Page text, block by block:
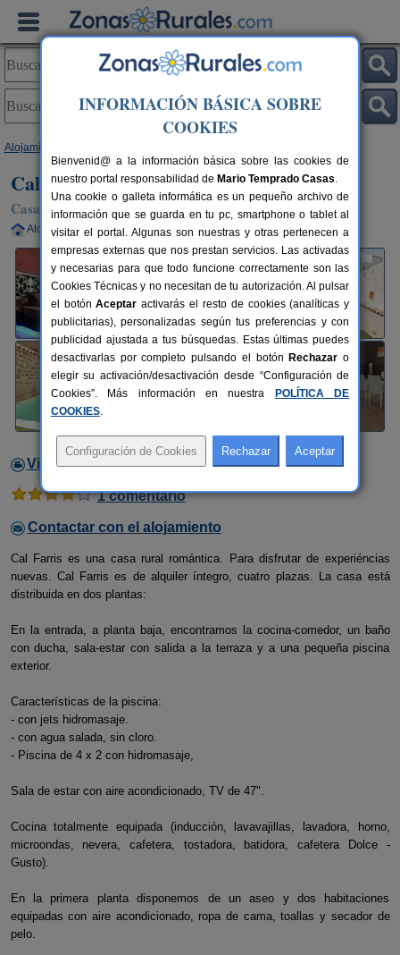
Alojamientos
Cal Farris
Casa Rural en Ossó de Sió (Lleida)
Alquiler completo 2-4+1 plazas 40 km de Lleida
Video
1 comentario
Contactar con el alojamiento
Cal Farris es una casa rural romántica. Para disfrutar de experiéncias
nuevas. Cal Farris es de alquiler íntegro, cuatro plazas. La casa está
distribuida en dos plantas:
En la entrada, a planta baja, encontramos la cocina-comedor, un baño
con ducha, sala-estar con salida a la terraza y a una pequeña piscina
exterior.
Características de la piscina:
- con jets hidromasaje.
- con agua salada, sin cloro.
- Piscina de 4 x 2 con hidromasaje,
Sala de estar con aire acondicionado, TV de 47".
Cocina totalmente equipada (inducción, lavavajillas, lavadora, horno,
microondas, nevera, cafetera, tostadora, batidora, cafetera Dolce -
Gusto).
En la primera planta disponemos de un aseo y dos habitaciones
equipadas con aire acondicionado, ropa de cama, toallas y secador de
pelo.
INFORMACIÓN BÁSICA SOBRE
COOKIES
Bienvenid@ a la información básica sobre las cookies de
nuestro portal responsabilidad de Mario Temprado Casas.
Una cookie o galleta informática es un pequeño archivo de
información que se guarda en tu pc, smartphone o tablet al
visitar el portal. Algunas son nuestras y otras pertenecen a
empresas externas que nos prestan servicios. Las activadas
y necesarias para que todo funcione correctamente son las
Cookies Técnicas y no necesitan de tu autorización. Al pulsar
el botónAceptar activarás el resto de cookies (analíticas y
publicitarias), personalizadas según tus preferencias y con
publicidad ajustada a tus búsquedas. Estas últimas puedes
desactivarlas por completo pulsando el botón Rechazar o
elegir su activación/desactivación desde “Configuración de
Cookies”. Más información en nuestra
POLÍTICA DE
COOKIES.